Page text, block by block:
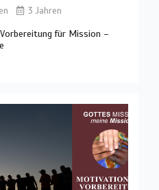
3 Jahren
für Mission –